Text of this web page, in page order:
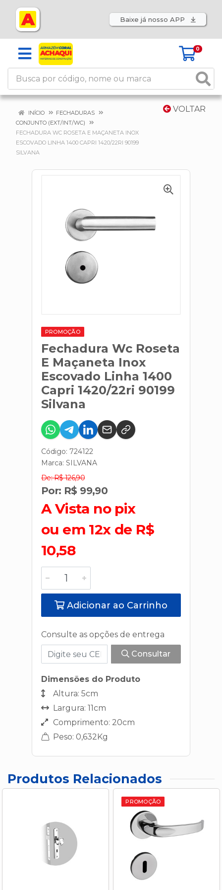
Baixe já nosso APP
0
VOLTAR
INÍCIO
FECHADURAS
CONJUNTO (EXT/INT/WC)
FECHADURA WC ROSETA E MAÇANETA INOX
ESCOVADO LINHA 1400 CAPRI 1420/22RI 90199
SILVANA
PROMOÇÃO
Fechadura Wc Roseta
E Maçaneta Inox
Escovado Linha 1400
Capri 1420/22ri 90199
Silvana
Código: 724122
Marca: SILVANA
De: R$ 126,90
Por: R$ 99,90
A Vista no pix
ou em 12x de R$
10,58
Adicionar ao Carrinho
Consulte as opções de entrega
Consultar
Dimensões do Produto
Altura: 5cm
Largura: 11cm
Comprimento: 20cm
Peso: 0,632Kg
Produtos Relacionados
PROMOÇÃO